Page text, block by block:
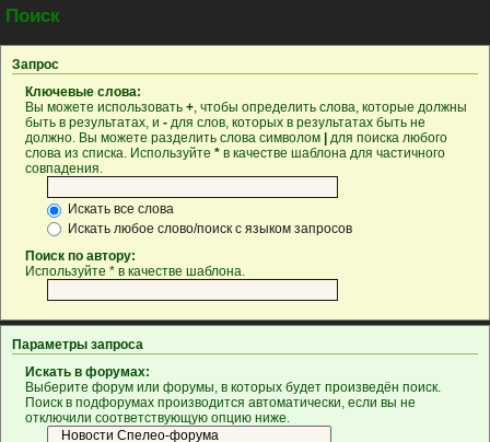
Поиск
Запрос
Ключевые слова:
Вы можете использовать +, чтобы определить слова, которые должны
быть в результатах, и - для слов, которых в результатах быть не
должно. Вы можете разделить слова символом
для поиска любого
слова из списка. Используйте * в качестве шаблона для частичного
совпадения.
Искать все слова
Искать любое слово/поиск с языком запросов
Поиск по автору:
Используйте * в качестве шаблона.
Параметры запроса
Искать в форумах:
Выберите форум или форумы, в которых будет произведён поиск.
Поиск в подфорумах производится автоматически, если вы не
отключили соответствующую опцию ниже.